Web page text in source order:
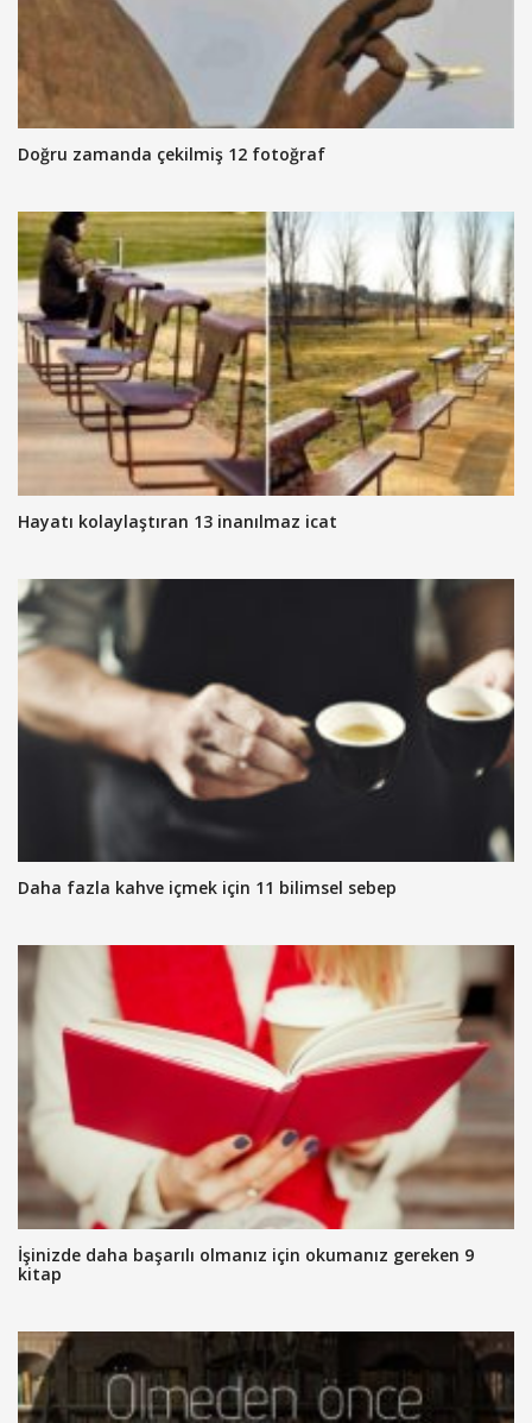
Doğru zamanda çekilmiş 12 fotoğraf
Hayatı kolaylaştıran 13 inanılmaz icat
Daha fazla kahve içmek için 11 bilimsel sebep
İşinizde daha başarılı olmanız için okumanız gereken 9
kitap